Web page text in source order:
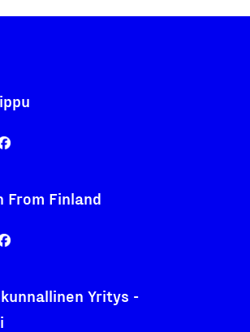
From Finland
Yritys -